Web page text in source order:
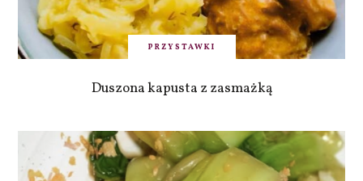
PRZYSTAWKI
Duszona kapusta z zasmażką